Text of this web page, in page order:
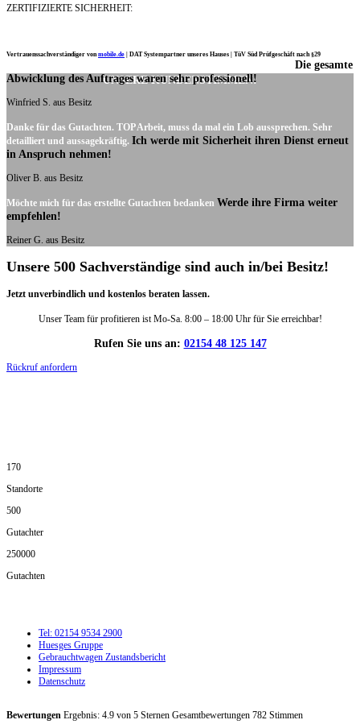
ZERTIFIZIERTE SICHERHEIT:
Vertrauenssachverständiger vonmobile.de DAT Systempartner unseres Hauses | TüV Süd Prüfgeschäft nach §29
UNSERE KUNDENSTIMMEN:
Die gesamte
Abwicklung des Auftrages waren sehr professionell!
Winfried S. aus Besitz
Danke für das Gutachten. TOP Arbeit, muss da mal ein Lob aussprechen. Sehr
detailliert und aussagekräftig. Ich werde mit Sicherheit ihren Dienst erneut
in Anspruch nehmen!
Oliver B. aus Besitz
Möchte mich für das erstellte Gutachten bedanken Werde ihre Firma weiter
empfehlen!
Reiner G. aus Besitz
Unsere 500 Sachverständige sind auch in/bei Besitz!
Jetzt unverbindlich und kostenlos beraten lassen.
Unser Team für profitieren ist Mo-Sa. 8:00 – 18:00 Uhr für Sie erreichbar!
Rufen Sie uns an: 02154 48 125 147
Rückruf anfordern
170
Standorte
500
Gutachter
250000
Gutachten
Tel: 02154 9534 2900
Huesges Gruppe
Gebrauchtwagen Zustandsbericht
Impressum
Datenschutz
Bewertungen Ergebnis: 4.9 von 5 Sternen Gesamtbewertungen 782 Stimmen